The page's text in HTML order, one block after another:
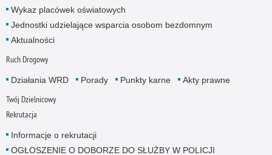
Wykaz placówek oświatowych
Jednostki udzielające wsparcia osobom bezdomnym
Aktualności
Ruch Drogowy
Działania WRD Porady Punkty karne Akty prawne
Twój Dzielnicowy
Rekrutacja
Informacje o rekrutacji
OGŁOSZENIE O DOBORZE DO SŁUŻBY W POLICJI